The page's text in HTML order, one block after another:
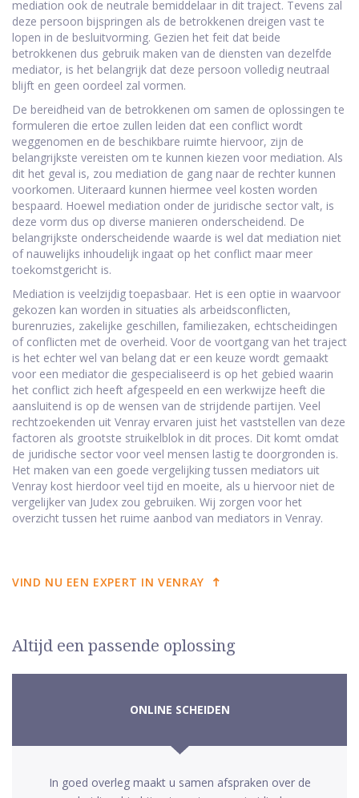
mediation ook de neutrale bemiddelaar in dit traject. Tevens zal
deze persoon bijspringen als de betrokkenen dreigen vast te
lopen in de besluitvorming. Gezien het feit dat beide
betrokkenen dus gebruik maken van de diensten van dezelfde
mediator, is het belangrijk dat deze persoon volledig neutraal
blijft en geen oordeel zal vormen.
De bereidheid van de betrokkenen om samen de oplossingen te
formuleren die ertoe zullen leiden dat een conflict wordt
weggenomen en de beschikbare ruimte hiervoor, zijn de
belangrijkste vereisten om te kunnen kiezen voor mediation. Als
dit het geval is, zou mediation de gang naar de rechter kunnen
voorkomen. Uiteraard kunnen hiermee veel kosten worden
bespaard. Hoewel mediation onder de juridische sector valt, is
deze vorm dus op diverse manieren onderscheidend. De
belangrijkste onderscheidende waarde is wel dat mediation niet
of nauwelijks inhoudelijk ingaat op het conflict maar meer
toekomstgericht is.
Mediation is veelzijdig toepasbaar. Het is een optie in waarvoor
gekozen kan worden in situaties als arbeidsconflicten,
burenruzies, zakelijke geschillen, familiezaken, echtscheidingen
of conflicten met de overheid. Voor de voortgang van het traject
is het echter wel van belang dat er een keuze wordt gemaakt
voor een mediator die gespecialiseerd is op het gebied waarin
het conflict zich heeft afgespeeld en een werkwijze heeft die
aansluitend is op de wensen van de strijdende partijen. Veel
rechtzoekenden uit Venray ervaren juist het vaststellen van deze
factoren als grootste struikelblok in dit proces. Dit komt omdat
de juridische sector voor veel mensen lastig te doorgronden is.
Het maken van een goede vergelijking tussen mediators uit
Venray kost hierdoor veel tijd en moeite, als u hiervoor niet de
vergelijker van Judex zou gebruiken. Wij zorgen voor het
overzicht tussen het ruime aanbod van mediators in Venray.
VIND NU EEN EXPERT IN VENRAY
Altijd een passende oplossing
ONLINE SCHEIDEN
In goed overleg maakt u samen afspraken over de